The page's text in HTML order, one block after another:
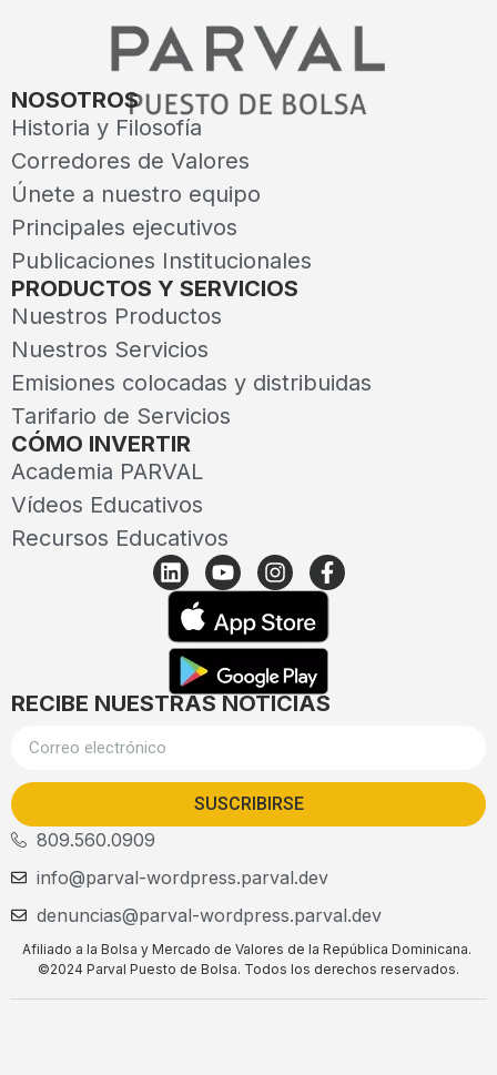
NOSOTROS
Historia y Filosofía
Corredores de Valores
Únete a nuestro equipo
Principales ejecutivos
Publicaciones Institucionales
PRODUCTOS Y SERVICIOS
Nuestros Productos
Nuestros Servicios
Emisiones colocadas y distribuidas
Tarifario de Servicios
CÓMO INVERTIR
Academia PARVAL
Vídeos Educativos
Recursos Educativos
RECIBE NUESTRAS NOTICIAS
SUSCRIBIRSE
809.560.0909
info@parval-wordpress.parval.dev
denuncias@parval-wordpress.parval.dev
Afiliado a la Bolsa y Mercado de Valores de la República Dominicana.
©2024 Parval Puesto de Bolsa. Todos los derechos reservados.